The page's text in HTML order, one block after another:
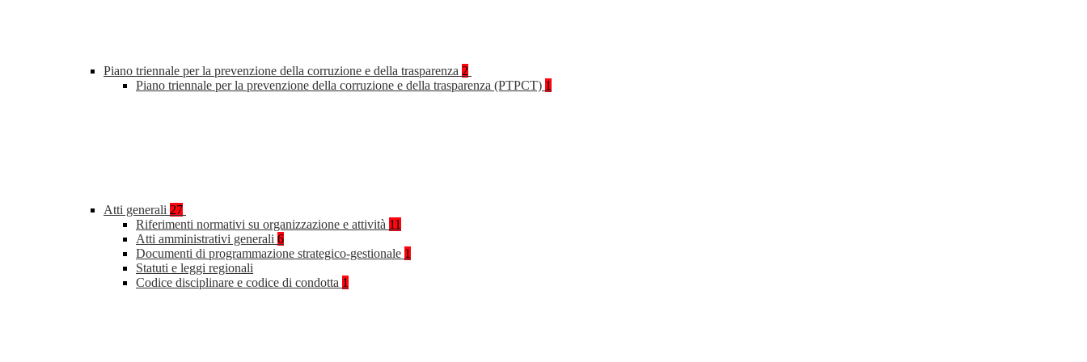
Piano triennale per la prevenzione della corruzione e della trasparenza 2
Piano triennale per la prevenzione della corruzione e della trasparenza (PTPCT) 1
Atti generali 27
Riferimenti normativi su organizzazione e attività 11
Atti amministrativi generali 6
Documenti di programmazione strategico-gestionale 1
Statuti e leggi regionali
Codice disciplinare e codice di condotta 1